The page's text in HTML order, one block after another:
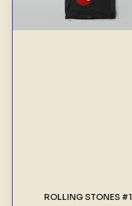
ROLLING STONES #1